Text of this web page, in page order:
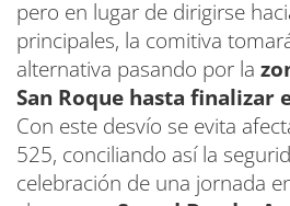
pero en lugar de dirigirse
principales, la comitiva
alternativa pasando por la
San Roque hasta finalizar
Con este desvío se evita
525, conciliando así la
celebración de una jornada